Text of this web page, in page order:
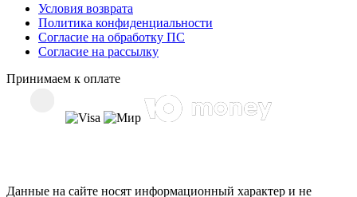
Условия возврата
Политика конфиденциальности
Согласие на обработку ПС
Согласие на рассылку
Принимаем к оплате
Данные на сайте носят информационный характер и не